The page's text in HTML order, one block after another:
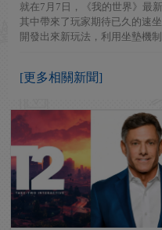
就在7月7日，《我的世界》最
其中帶來了玩家期待已久的速
開發出來新玩法，利用坐墊機
[更多相關新聞]